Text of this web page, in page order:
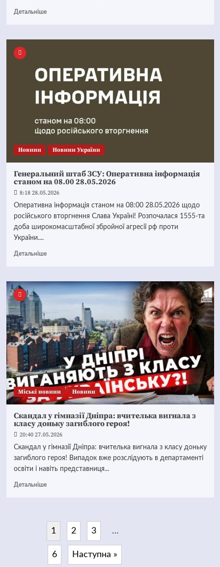
Детальніше
Новини Новини України
Генеральний штаб ЗСУ: Оперативна інформація
станом на 08.00 28.05.2026
8:18 28.05.2026
Оперативна інформація станом на 08:00 28.05.2026 щодо
російського вторгнення Слава Україні! Розпочалася 1555-та
доба широкомасштабної збройної агресії рф проти
України....
Детальніше
Mіські новини Новини
Скандал у гімназії Дніпра: вчителька вигнала з
класу доньку загиблого героя!
20:40 27.05.2026
Скандал у гімназії Дніпра: вчителька вигнала з класу доньку
загиблого героя! Випадок вже розслідують в департаменті
освіти і навіть представниця...
Детальніше
1 2 3 …
6 Наступна »